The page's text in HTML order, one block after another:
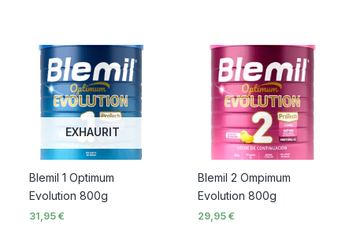
EXHAURIT
Blemil 1 Optimum
Evolution 800g
31,95 €
Blemil 2 Ompimum
Evolution 800g
29,95 €